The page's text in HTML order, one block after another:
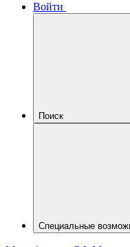
Войти
Поиск
Специальные